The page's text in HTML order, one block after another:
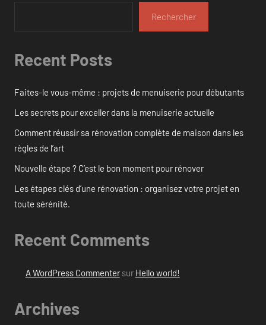
Rechercher
Recent Posts
Faites-le vous-même : projets de menuiserie pour débutants
Les secrets pour exceller dans la menuiserie actuelle
Comment réussir sa rénovation complète de maison dans les
règles de l’art
Nouvelle étape ? C’est le bon moment pour rénover
Les étapes clés d’une rénovation : organisez votre projet en
toute sérénité.
Recent Comments
A WordPress Commentersur Hello world!
Archives